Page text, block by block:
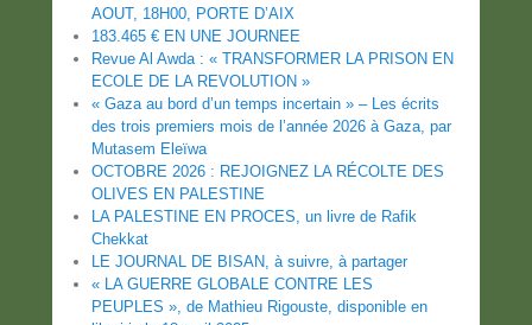
AOUT, 18H00, PORTE D’AIX
183.465 € EN UNE JOURNEE
Revue Al Awda : « TRANSFORMER LA PRISON EN
ECOLE DE LA REVOLUTION »
« Gaza au bord d’un temps incertain » – Les écrits
des trois premiers mois de l’année 2026 à Gaza, par
Mutasem Eleïwa
OCTOBRE 2026 : REJOIGNEZ LA RÉCOLTE DES
OLIVES EN PALESTINE
LA PALESTINE EN PROCES, un livre de Rafik
Chekkat
LE JOURNAL DE BISAN, à suivre, à partager
« LA GUERRE GLOBALE CONTRE LES
PEUPLES », de Mathieu Rigouste, disponible en